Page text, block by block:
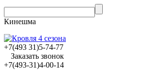
Кинешма
‎‎+7(493 31)5-74-77
Заказать звонок
‎‎+7(493-31)4-00-14